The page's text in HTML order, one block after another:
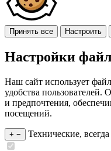
Принять все Настроить
Настройки
Наш сайт использует
удобства
и предпочтения,
посещений.
+ − Технические,